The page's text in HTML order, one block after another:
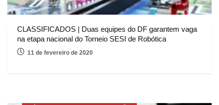
CLASSIFICADOS | Duas equipes do DF garantem vaga
na etapa nacional do Torneio SESI de Robótica
11 de fevereiro de 2020